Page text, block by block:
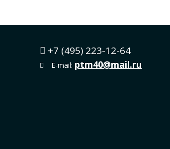
+7 (495) 223-12-64
E-mail: ptm40@mail.ru